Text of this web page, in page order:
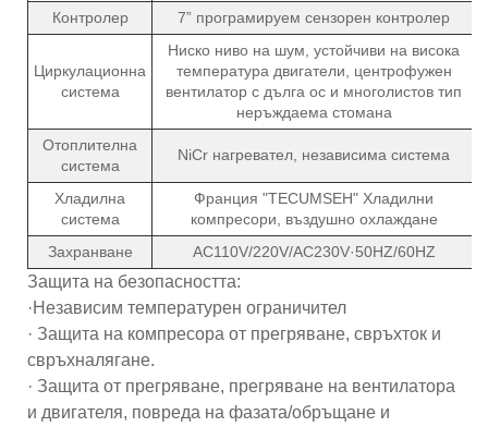
Контролер 7” програмируем сензорен контролер
Циркулационна
система
Ниско ниво на шум, устойчиви на висока
температура двигатели, центрофужен
вентилатор с дълга ос и многолистов тип
неръждаема стомана
Отоплителна
система
NiCr нагревател, независима система
Хладилна
система
Франция "TECUMSEH" Хладилни
компресори, въздушно охлаждане
Захранване
AC110V/220V/AC230V·50HZ/60HZ
Защита на безопасността:
·Независим температурен ограничител
· Защита на компресора от прегряване, свръхток и
свръхналягане.
· Защита от прегряване, прегряване на вентилатора
и двигателя, повреда на фазата/обръщане и